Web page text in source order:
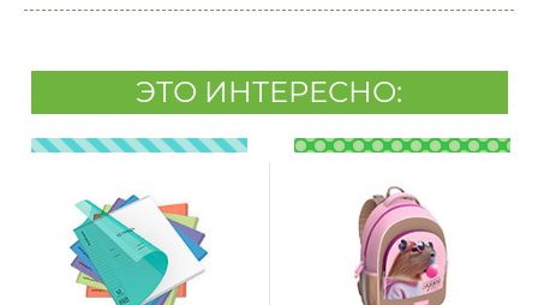
ЭТО ИНТЕРЕСНО: